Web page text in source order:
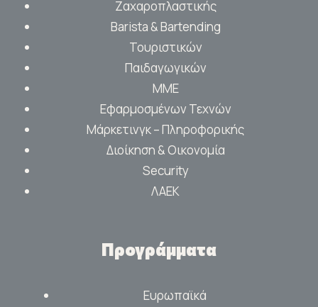
Ζαχαροπλαστικής
Barista & Bartending
Τουριστικών
Παιδαγωγικών
ΜΜΕ
Εφαρμοσμένων Τεχνών
Μάρκετινγκ – Πληροφορικής
Διοίκηση & Οικονομία
Security
ΛΑΕΚ
Προγράμματα
Ευρωπαϊκά